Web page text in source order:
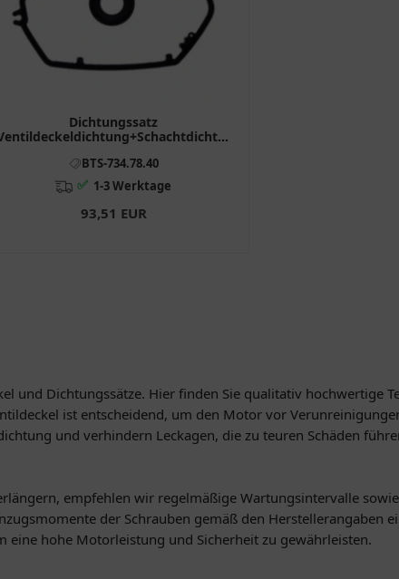
Dichtungssatz
R 7347840
BTS-734.78.40
✅ 1-3 Werktage
93,51 EUR
und Dichtungssätze. Hier finden Sie qualitativ hochwertige
ist entscheidend, um den Motor vor
und verhindern Leckagen, die zu teuren Schäden
empfehlen wir regelmäßige Wartungsintervalle
der Schrauben gemäß den Herstellerangaben
eine hohe Motorleistung und Sicherheit zu gewährleisten.